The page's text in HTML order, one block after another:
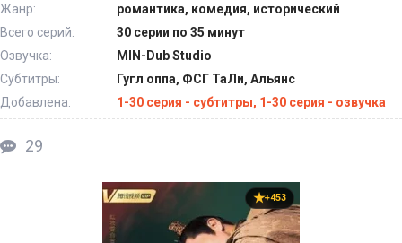
Жанр:
романтика, комедия, исторический
Всего серий:
30 серии по 35 минут
Озвучка:
MIN-Dub Studio
Субтитры:
Гугл оппа, ФСГ ТаЛи, Альянс
Добавлена:
1-30 серия - субтитры, 1-30 серия - озвучка
29
+453